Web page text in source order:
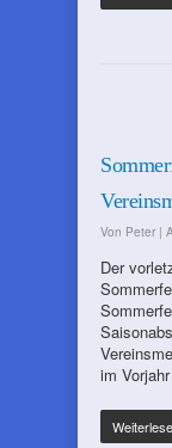
Von Peter |
Der
im